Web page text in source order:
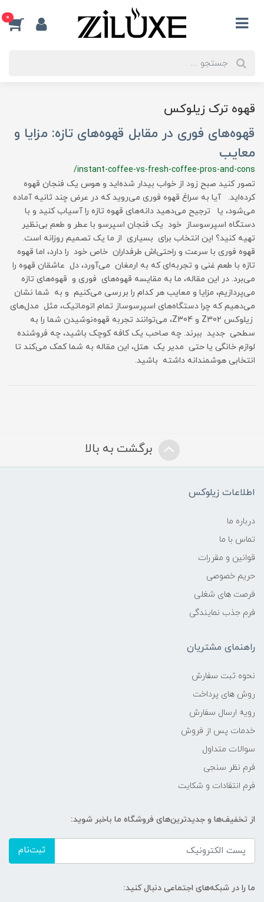
0
قهوه ترک زیلوکس
قهوه‌های فوری در مقابل قهوه‌های تازه: مزایا و
معایب
/instant-coffee-vs-fresh-coffee-pros-and-cons
تصور کنید صبح زود از خواب بیدار شده‌اید و هوس یک فنجان قهوه
کرده‌اید. آیا به سراغ قهوه فوری می‌روید که در عرض چند ثانیه آماده
می‌شود، یا ترجیح می‌دهید دانه‌های قهوه تازه را آسیاب کنید و با
دستگاه اسپرسوساز خود یک فنجان اسپرسو با عطر و طعم بی‌نظیر
تهیه کنید؟ این انتخاب برای بسیاری از ما یک تصمیم روزانه است.
قهوه فوری با سرعت و راحتی‌اش طرفداران خاص خود را دارد، اما قهوه
تازه با طعم غنی و تجربه‌ای که به ارمغان می‌آورد، دل عاشقان قهوه را
می‌برد. در این مقاله، ما به مقایسه قهوه‌های فوری و قهوه‌های تازه
می‌پردازیم، مزایا و معایب هر کدام را بررسی می‌کنیم و به شما نشان
می‌دهیم که چرا دستگاه‌های اسپرسوساز تمام اتوماتیک، مثل مدل‌های
زیلوکس Z302 و Z304، می‌توانند تجربه قهوه‌نوشیدن شما را به
سطحی جدید ببرند. چه صاحب یک کافه کوچک باشید، چه فروشنده
لوازم خانگی یا حتی مدیر یک هتل، این مقاله به شما کمک می‌کند تا
انتخابی هوشمندانه داشته باشید.
برگشت به بالا
اطلاعات زیلوکس
درباره ما
تماس با ما
قوانین و مقررات
حریم خصوصی
فرصت های شغلی
فرم جذب نمایندگی
راهنمای مشتریان
نحوه ثبت سفارش
روش های پرداخت
رویه ارسال سفارش
خدمات پس از فروش
سوالات متداول
فرم نظر سنجی
فرم انتقادات و شکایت
از تخفیف‌ها و جدیدترین‌های فروشگاه ما باخبر شوید:
ثبت‌نام
ما را در شبکه‌های اجتماعی دنبال کنید: